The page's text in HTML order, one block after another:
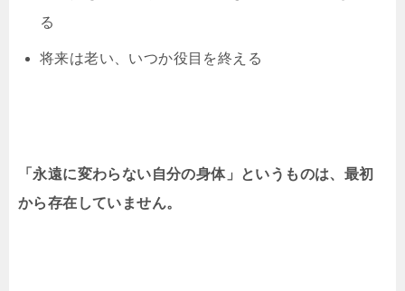
る
将来は老い、いつか役目を終える
「永遠に変わらない自分の身体」というものは、最初
から存在していません。